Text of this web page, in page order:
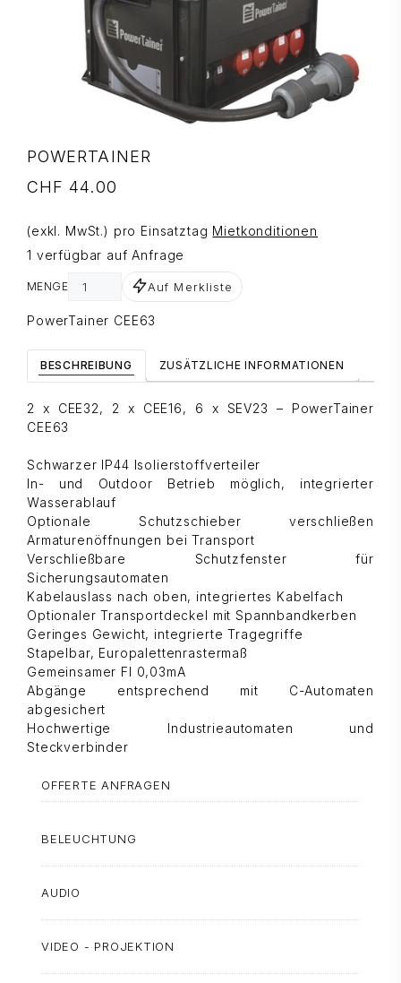
POWERTAINER
CHF 44.00
(exkl. MwSt.) pro Einsatztag Mietkonditionen
1 verfügbar auf Anfrage
MENGE Auf Merkliste
PowerTainer CEE63
BESCHREIBUNG ZUSÄTZLICHE INFORMATIONEN
2 x CEE32, 2 x CEE16, 6 x SEV23 – PowerTainer
CEE63
Schwarzer IP44 Isolierstoffverteiler
In- und Outdoor Betrieb möglich, integrierter
Wasserablauf
Optionale Schutzschieber verschließen
Armaturenöffnungen bei Transport
Verschließbare Schutzfenster für
Sicherungsautomaten
Kabelauslass nach oben, integriertes Kabelfach
Optionaler Transportdeckel mit Spannbandkerben
Geringes Gewicht, integrierte Tragegriffe
Stapelbar, Europalettenrastermaß
Gemeinsamer FI 0,03mA
Abgänge entsprechend mit C-Automaten
abgesichert
Hochwertige Industrieautomaten und
Steckverbinder
OFFERTE ANFRAGEN
BELEUCHTUNG
AUDIO
VIDEO - PROJEKTION